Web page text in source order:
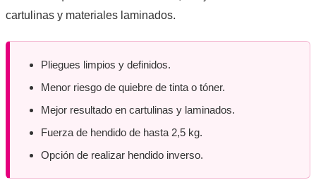
cartulinas y materiales laminados.
Pliegues limpios y definidos.
Menor riesgo de quiebre de tinta o tóner.
Mejor resultado en cartulinas y laminados.
Fuerza de hendido de hasta 2,5 kg.
Opción de realizar hendido inverso.